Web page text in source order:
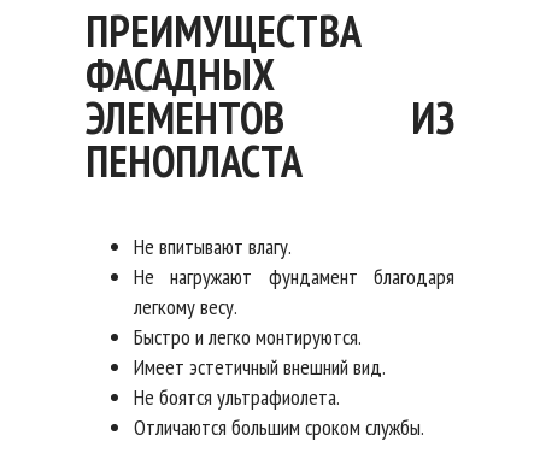
ПРЕИМУЩЕСТВА
ФАСАДНЫХ
ЭЛЕМЕНТОВ ИЗ
ПЕНОПЛАСТА
Не впитывают влагу.
Не нагружают фундамент благодаря
легкому весу.
Быстро и легко монтируются.
Имеет эстетичный внешний вид.
Не боятся ультрафиолета.
Отличаются большим сроком службы.